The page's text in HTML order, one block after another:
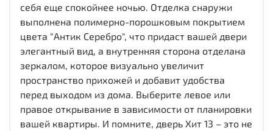
себя еще спокойнее ночью. Отделка снаружи
выполнена полимерно-порошковым покрытием
цвета "Антик Серебро", что придаст вашей двери
элегантный вид, а внутренняя сторона отделана
зеркалом, которое визуально увеличит
пространство прихожей и добавит удобства
перед выходом из дома. Выберите левое или
правое открывание в зависимости от планировки
вашей квартиры. И помните, дверь Хит 13 – это не